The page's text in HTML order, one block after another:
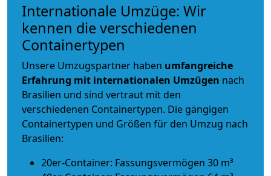
Internationale Umzüge: Wir
kennen die verschiedenen
Containertypen
Unsere Umzugspartner haben umfangreiche
Erfahrung mit internationalen Umzügen nach
Brasilien und sind vertraut mit den
verschiedenen Containertypen. Die gängigen
Containertypen und Größen für den Umzug nach
Brasilien:
20er-Container: Fassungsvermögen 30 m³